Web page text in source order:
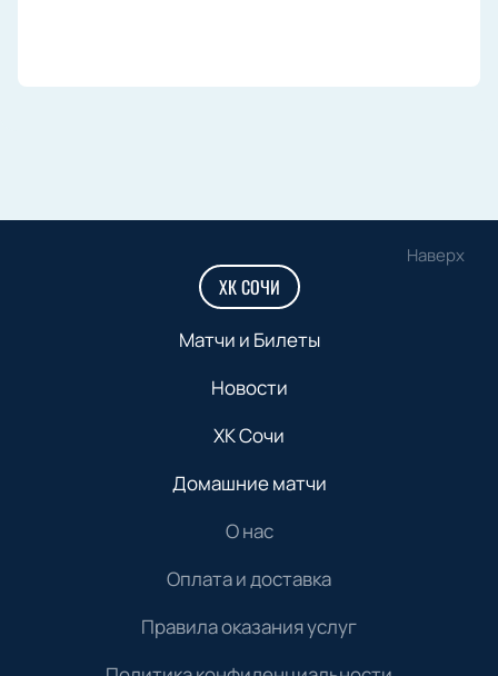
Наверх
ХК СОЧИ
Матчи и Билеты
Новости
ХК Сочи
Домашние матчи
О нас
Оплата и доставка
Правила оказания услуг